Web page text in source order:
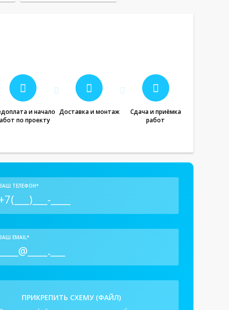
и начало
по проекту
Доставка и монтаж
Сдача и приёмка
работ
ТЕЛЕФОН*
EMAIL*
ПРИКРЕПИТЬ СХЕМУ (ФАЙЛ)